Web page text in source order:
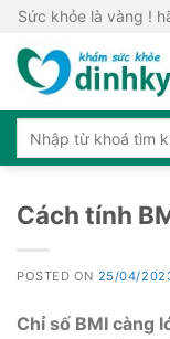
Skip
content
Sức khỏe là vàng !
Cách tính
POSTED ON 25/04/
Chỉ số BMI càng